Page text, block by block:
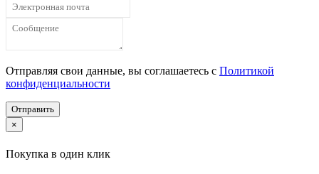
Отправляя свои данные, вы соглашаетесь с Политикой
конфиденциальности
Отправить
×
Покупка в один клик